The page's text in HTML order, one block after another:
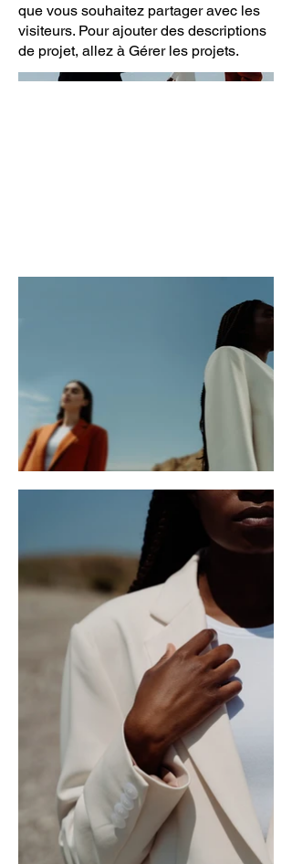
que vous souhaitez partager avec les
visiteurs. Pour ajouter des descriptions
de projet, allez à Gérer les projets.